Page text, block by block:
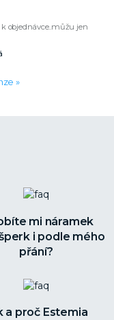
objednávce..můžu jen
»
mi náramek
i podle mého
přání?
a proč Estemia